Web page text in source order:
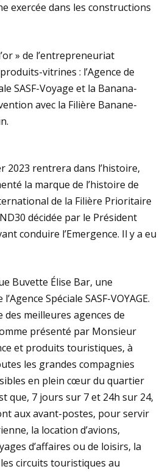
exercée dans les constructions
» de l’entrepreneuriat
vitrines : l’Agence de
SASF-Voyage et la Banana-
avec la Filière Banane-
2023 rentrera dans l’histoire,
la marque de l’histoire de
de la Filière Prioritaire
décidée par le Président
conduire l’Emergence. Il y a eu
Buvette Élise Bar, une
Spéciale SASF-VOYAGE.
des meilleures agences de
présenté par Monsieur
et produits touristiques, à
les grandes compagnies
en plein cœur du quartier
que, 7 jours sur 7 et 24h sur 24,
aux avant-postes, pour servir
la location d’avions,
d’affaires ou de loisirs, la
circuits touristiques au